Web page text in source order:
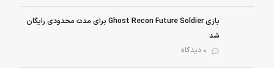
بازی Ghost Recon Future Soldier برای مدت محدودی رایگان
شد